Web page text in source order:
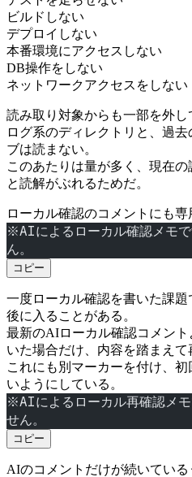
ビルドしない
デプロイしない
本番環境にアクセスしない
DB操作をしない
ネットワークアクセスをしない
読み取り対象からも一部を外し
ログ系のディレクトリと、過
ブは読まない。
このあたりは量が多く、現在
と読解がぶれるためだ。
ローカル確認のコメントにも専
※AIによるローカル確認メモ
ん。
コピー
一度ローカル確認を書いた課
後に入ることがある。
最新のAIローカル確認コメン
いた場合だけ、内容を踏まえて
これにも別マーカーを付け、
いようにしている。
※AIによるローカル再確認メ
せん。
コピー
AIのコメントだけが続いてい